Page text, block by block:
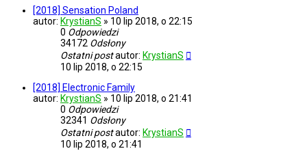
[2018] Sensation Poland
autor: KrystianS » 10 lip 2018, o 22:15
0 Odpowiedzi
34172 Odsłony
Ostatni postautor: KrystianS
10 lip 2018, o 22:15
[2018] Electronic Family
autor: KrystianS » 10 lip 2018, o 21:41
0 Odpowiedzi
32341 Odsłony
Ostatni postautor: KrystianS
10 lip 2018, o 21:41